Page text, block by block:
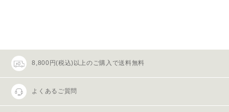
8,800円(税込)以上のご購入で送料無料
よくあるご質問